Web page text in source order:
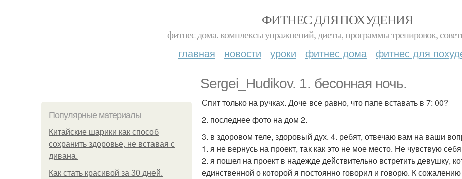
ФИТНЕС ДЛЯ ПОХУДЕНИЯ
фитнес дома. комплексы упражнений, диеты, программы тренировок,
главная новости уроки фитнес дома фитнес для
Sergei_Hudikov. 1. бесонная ночь.
Популярные материалы
Китайские шарики как способ
сохранить здоровье, не вставая с
дивана.
Как стать красивой за 30 дней.
Спит только на ручках. Доче все равно, что папе вставать в 7: 00?
2. последнее фото на дом 2.
3. в здоровом теле, здоровый дух. 4. ребят, отвечаю вам на ваши
1. я не вернусь на проект, так как это не мое место. Не чувствую
2. я пошел на проект в надежде действительно встретить девушку,
единственной о которой я постоянно говорил и говорю. К